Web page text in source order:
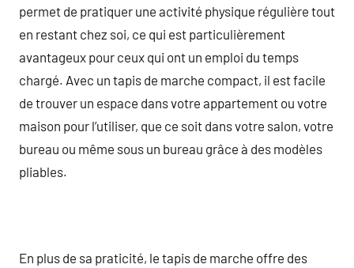
permet de pratiquer une activité physique régulière tout
en restant chez soi, ce qui est particulièrement
avantageux pour ceux qui ont un emploi du temps
chargé. Avec un tapis de marche compact, il est facile
de trouver un espace dans votre appartement ou votre
maison pour l’utiliser, que ce soit dans votre salon, votre
bureau ou même sous un bureau grâce à des modèles
pliables.
En plus de sa praticité, le tapis de marche offre des